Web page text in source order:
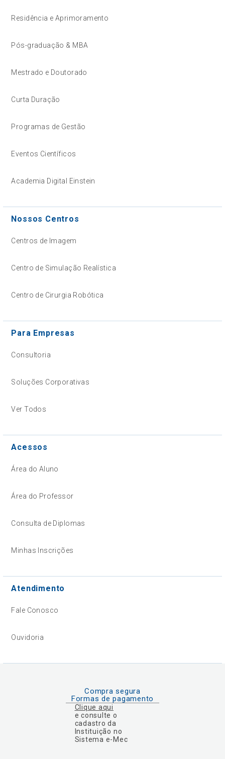
Residência e Aprimoramento
Pós-graduação & MBA
Mestrado e Doutorado
Curta Duração
Programas de Gestão
Eventos Científicos
Academia Digital Einstein
Nossos Centros
Centros de Imagem
Centro de Simulação Realística
Centro de Cirurgia Robótica
Para Empresas
Consultoria
Soluções Corporativas
Ver Todos
Acessos
Área do Aluno
Área do Professor
Consulta de Diplomas
Minhas Inscrições
Atendimento
Fale Conosco
Ouvidoria
Compra segura
Formas de pagamento
Clique aqui
e consulte o
cadastro da
Instituição no
Sistema e-Mec